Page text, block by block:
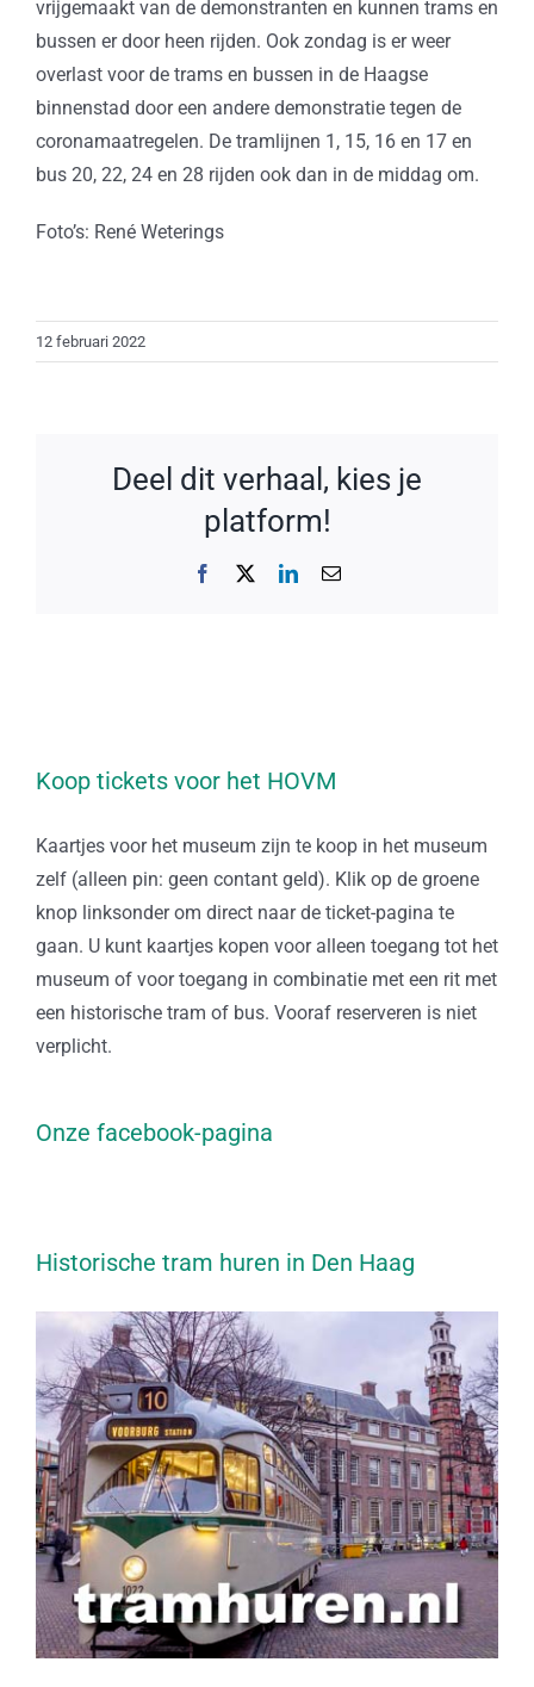
vrijgemaakt van de demonstranten en kunnen trams en
bussen er door heen rijden. Ook zondag is er weer
overlast voor de trams en bussen in de Haagse
binnenstad door een andere demonstratie tegen de
coronamaatregelen. De tramlijnen 1, 15, 16 en 17 en
bus 20, 22, 24 en 28 rijden ook dan in de middag om.
Foto’s: René Weterings
12 februari 2022
Deel dit verhaal, kies je
platform!
Facebook LinkedIn
E-
Koop tickets voor het HOVM
Kaartjes voor het museum zijn te koop in het museum
zelf (alleen pin: geen contant geld). Klik op de groene
knop linksonder om direct naar de ticket-pagina te
gaan. U kunt kaartjes kopen voor alleen toegang tot het
museum of voor toegang in combinatie met een rit met
een historische tram of bus. Vooraf reserveren is niet
verplicht.
Onze facebook-pagina
Historische tram huren in Den Haag